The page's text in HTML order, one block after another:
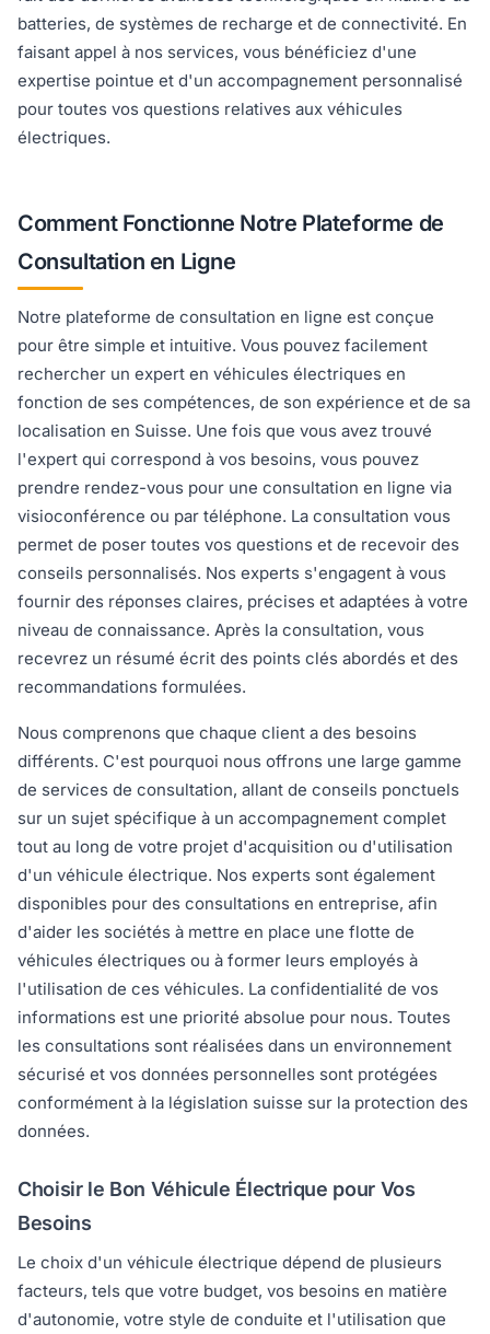
batteries, de systèmes de recharge et de connectivité. En
faisant appel à nos services, vous bénéficiez d'une
expertise pointue et d'un accompagnement personnalisé
pour toutes vos questions relatives aux véhicules
électriques.
Comment Fonctionne Notre Plateforme de
Consultation en Ligne
Notre plateforme de consultation en ligne est conçue
pour être simple et intuitive. Vous pouvez facilement
rechercher un expert en véhicules électriques en
fonction de ses compétences, de son expérience et de sa
localisation en Suisse. Une fois que vous avez trouvé
l'expert qui correspond à vos besoins, vous pouvez
prendre rendez-vous pour une consultation en ligne via
visioconférence ou par téléphone. La consultation vous
permet de poser toutes vos questions et de recevoir des
conseils personnalisés. Nos experts s'engagent à vous
fournir des réponses claires, précises et adaptées à votre
niveau de connaissance. Après la consultation, vous
recevrez un résumé écrit des points clés abordés et des
recommandations formulées.
Nous comprenons que chaque client a des besoins
différents. C'est pourquoi nous offrons une large gamme
de services de consultation, allant de conseils ponctuels
sur un sujet spécifique à un accompagnement complet
tout au long de votre projet d'acquisition ou d'utilisation
d'un véhicule électrique. Nos experts sont également
disponibles pour des consultations en entreprise, afin
d'aider les sociétés à mettre en place une flotte de
véhicules électriques ou à former leurs employés à
l'utilisation de ces véhicules. La confidentialité de vos
informations est une priorité absolue pour nous. Toutes
les consultations sont réalisées dans un environnement
sécurisé et vos données personnelles sont protégées
conformément à la législation suisse sur la protection des
données.
Choisir le Bon Véhicule Électrique pour Vos
Besoins
Le choix d'un véhicule électrique dépend de plusieurs
facteurs, tels que votre budget, vos besoins en matière
d'autonomie, votre style de conduite et l'utilisation que